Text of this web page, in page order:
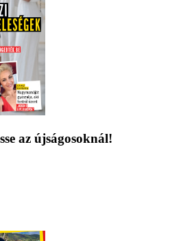
az újságosoknál!